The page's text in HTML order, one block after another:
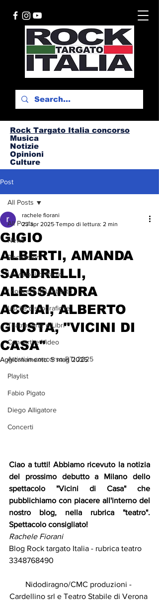
Rock Targato Italia concorso
Musica
Notizie
Opinioni
Culture
Post
All Posts
News
Recensioni
Le visioni di Paolo
I concerti di Umberto
Uscite discografiche
Teatro, Arte e Libri
Concerti e Video
Artisti in concorso RTI 2025
Playlist
Fabio Pigato
Diego Alligatore
Concerti
All Posts
GIGIO
ALBERTI, AMANDA
SANDRELLI,
ALESSANDRA
ACCIAI, ALBERTO
GIUSTA, "VICINI DI
CASA"
rachele fiorani
23 apr 2025 Tempo di lettura: 2 min
Aggiornamento:5 mag 2025
Ciao a tutti! Abbiamo ricevuto la notizia
del prossimo debutto a Milano dello
spettacolo "Vicini di Casa" che
pubblichiamo con piacere all'interno del
nostro blog, nella rubrica "teatro".
Spettacolo consigliato!
Rachele Fiorani
Blog Rock targato Italia - rubrica teatro
3348768490
Nidodiragno/CMC produzioni -
Cardellino srl e Teatro Stabile di Verona